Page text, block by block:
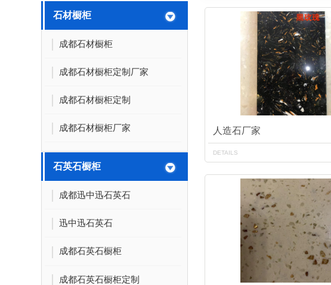
石材橱柜
成都石材橱柜
成都石材橱柜定制厂家
成都石材橱柜定制
成都石材橱柜厂家
石英石橱柜
成都迅中迅石英石
迅中迅石英石
成都石英石橱柜
成都石英石橱柜定制
人造石厂家
DETAILS